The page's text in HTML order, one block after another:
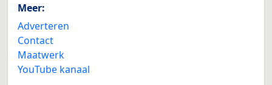
Meer:
Adverteren
Contact
Maatwerk
YouTube kanaal